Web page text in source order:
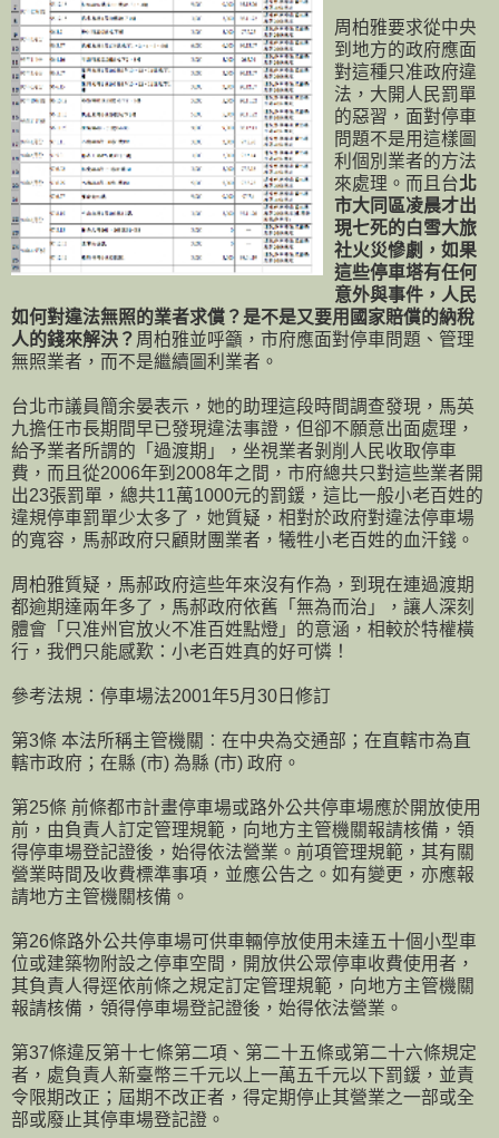
周柏雅要求從中央
到地方的政府應面
對這種只准政府違
法，大開人民罰單
的惡習，面對停車
問題不是用這樣圖
利個別業者的方法
來處理。而且台北
市大同區凌晨才出
現七死的白雪大旅
社火災慘劇，如果
這些停車塔有任何
意外與事件，人民
如何對違法無照的業者求償？是不是又要用國家賠償的納稅
人的錢來解決？ 周柏雅並呼籲，市府應面對停車問題、管理
無照業者，而不是繼續圖利業者。
台北市議員簡余晏表示，她的助理這段時間調查發現，馬英
九擔任市長期間早已發現違法事證，但卻不願意出面處理，
給予業者所謂的「過渡期」，坐視業者剝削人民收取停車
費，而且從2006年到2008年之間，市府總共只對這些業者開
出23張罰單，總共11萬1000元的罰鍰，這比一般小老百姓的
違規停車罰單少太多了，她質疑，相對於政府對違法停車場
的寬容，馬郝政府只顧財團業者，犧牲小老百姓的血汗錢。
周柏雅質疑，馬郝政府這些年來沒有作為，到現在連過渡期
都逾期達兩年多了，馬郝政府依舊「無為而治」，讓人深刻
體會「只准州官放火不准百姓點燈」的意涵，相較於特權橫
行，我們只能感歎：小老百姓真的好可憐！
參考法規：停車場法2001年5月30日修訂
第3條 本法所稱主管機關︰在中央為交通部；在直轄市為直
轄市政府；在縣 (市) 為縣 (市) 政府。
第25條 前條都市計畫停車場或路外公共停車場應於開放使用
前，由負責人訂定管理規範，向地方主管機關報請核備，領
得停車場登記證後，始得依法營業。前項管理規範，其有關
營業時間及收費標準事項，並應公告之。如有變更，亦應報
請地方主管機關核備。
第26條路外公共停車場可供車輛停放使用未達五十個小型車
位或建築物附設之停車空間，開放供公眾停車收費使用者，
其負責人得逕依前條之規定訂定管理規範，向地方主管機關
報請核備，領得停車場登記證後，始得依法營業。
第37條違反第十七條第二項、第二十五條或第二十六條規定
者，處負責人新臺幣三千元以上一萬五千元以下罰鍰，並責
令限期改正；屆期不改正者，得定期停止其營業之一部或全
部或廢止其停車場登記證。